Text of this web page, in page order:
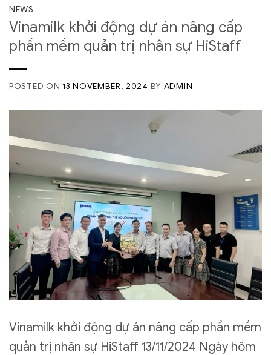
NEWS
Vinamilk khởi động dự án nâng cấp
phần mềm quản trị nhân sự HiStaff
POSTED ON 13 NOVEMBER, 2024 BY ADMIN
Vinamilk khởi động dự án nâng cấp phần mềm
quản trị nhân sự HiStaff 13/11/2024 Ngày hôm